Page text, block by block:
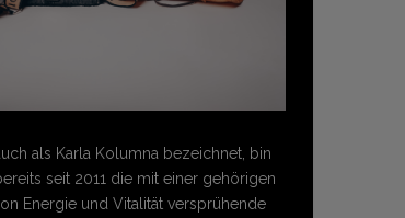
als Karla Kolumna bezeichnet, bin
seit 2011 die mit einer gehörigen
Energie und Vitalität versprühende